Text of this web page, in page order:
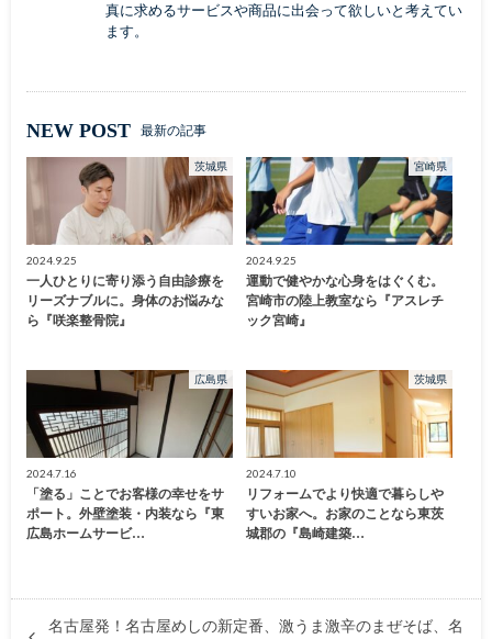
真に求めるサービスや商品に出会って欲しいと考えてい
ます。
NEW POST 最新の記事
茨城県
2024.9.25
一人ひとりに寄り添う自由診療を
リーズナブルに。身体のお悩みな
ら『咲楽整骨院』
宮崎県
2024.9.25
運動で健やかな心身をはぐくむ。
宮崎市の陸上教室なら『アスレチ
ック宮崎』
広島県
2024.7.16
「塗る」ことでお客様の幸せをサ
ポート。外壁塗装・内装なら『東
広島ホームサービ…
茨城県
2024.7.10
リフォームでより快適で暮らしや
すいお家へ。お家のことなら東茨
城郡の『島崎建築…
名古屋発！名古屋めしの新定番、激うま激辛のまぜそば、名